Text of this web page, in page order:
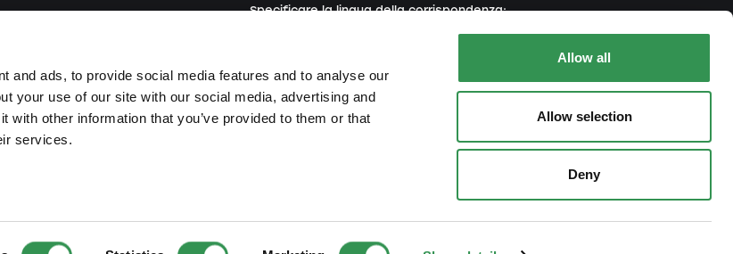
and ads, to provide social media features and to analyse our
your use of our site with our social media, advertising and
with other information that you’ve provided to them or that
services.
Allow all
Allow selection
Deny
Specificare la lingua della corrispondenza:
Francese Italiano
Iscrivendosi si accetta la nostra Informativa sulla Privacy
Prodotto da Nexus Group Holding SA Sito web di ultraperfekt.